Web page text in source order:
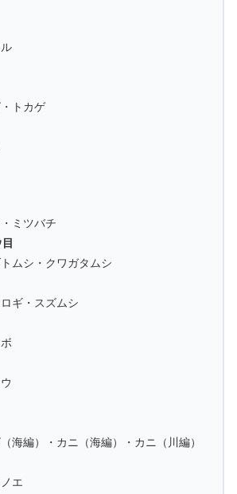
トカゲ
ミツバチ
ムシ・クワガタムシ
ギ・スズムシ
海編）・カニ（海編）・カニ（川編）
エ